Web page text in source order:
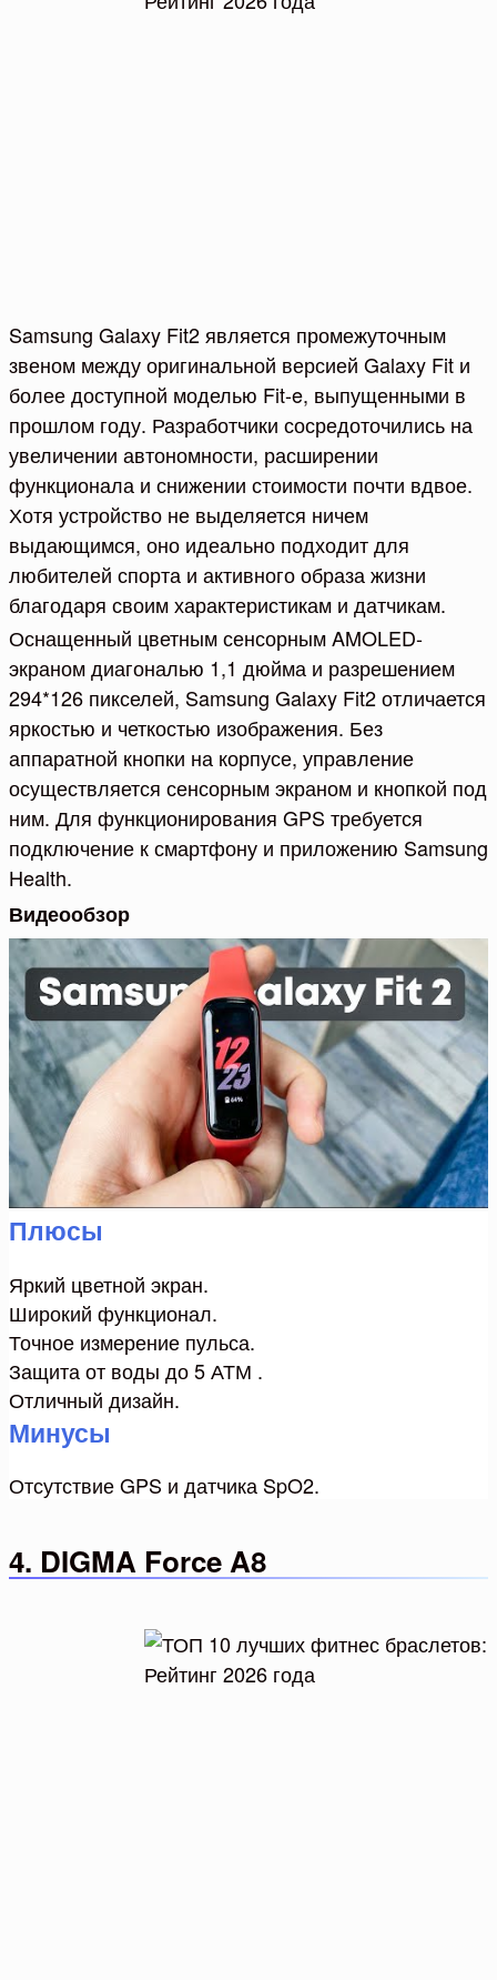
Samsung Galaxy Fit2 является промежуточным
звеном между оригинальной версией Galaxy Fit и
более доступной моделью Fit-e, выпущенными в
прошлом году. Разработчики сосредоточились на
увеличении автономности, расширении
функционала и снижении стоимости почти вдвое.
Хотя устройство не выделяется ничем
выдающимся, оно идеально подходит для
любителей спорта и активного образа жизни
благодаря своим характеристикам и датчикам.
Оснащенный цветным сенсорным AMOLED-
экраном диагональю 1,1 дюйма и разрешением
294*126 пикселей, Samsung Galaxy Fit2 отличается
яркостью и четкостью изображения. Без
аппаратной кнопки на корпусе, управление
осуществляется сенсорным экраном и кнопкой под
ним. Для функционирования GPS требуется
подключение к смартфону и приложению Samsung
Health.
Видеообзор
Плюсы
Яркий цветной экран.
Широкий функционал.
Точное измерение пульса.
Защита от воды до 5 АТМ .
Отличный дизайн.
Минусы
Отсутствие GPS и датчика SpO2.
4. DIGMA Force A8